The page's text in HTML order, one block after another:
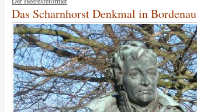
Das Scharnhorst Denkmal in Bordenau